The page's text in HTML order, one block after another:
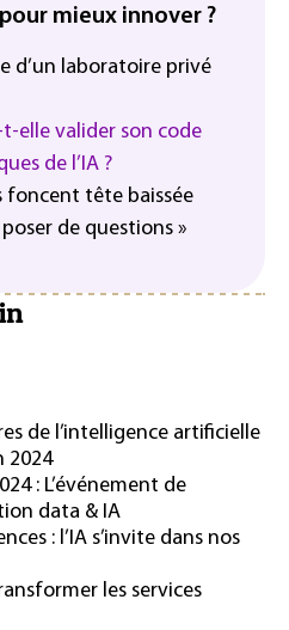
mieux innover ?
d’un laboratoire privé
t-elle valider son code
de l’IA ?
foncent tête baissée
poser de questions »
de l’intelligence artificielle
2024
: L’événement de
data & IA
: l’IA s’invite dans nos
les services